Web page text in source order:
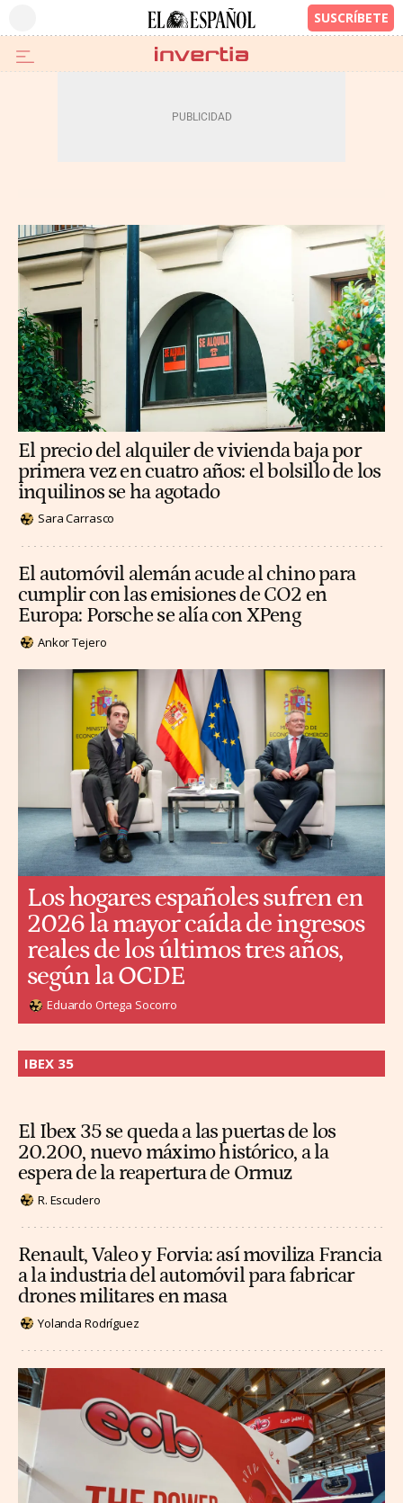
El precio del alquiler de vivienda baja por
primera vez en cuatro años: el bolsillo de los
inquilinos se ha agotado
Sara Carrasco
El automóvil alemán acude al chino para
cumplir con las emisiones de CO2 en
Europa: Porsche se alía con XPeng
Ankor Tejero
Los hogares españoles sufren en
2026 la mayor caída de ingresos
reales de los últimos tres años,
según la OCDE
Eduardo Ortega Socorro
IBEX 35
El Ibex 35 se queda a las puertas de los
20.200, nuevo máximo histórico, a la
espera de la reapertura de Ormuz
R. Escudero
Renault, Valeo y Forvia: así moviliza Francia
a la industria del automóvil para fabricar
drones militares en masa
Yolanda Rodríguez